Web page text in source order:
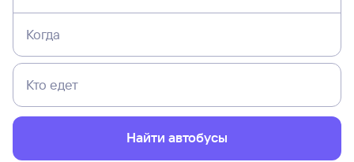
Когда
Кто едет
Найти автобусы